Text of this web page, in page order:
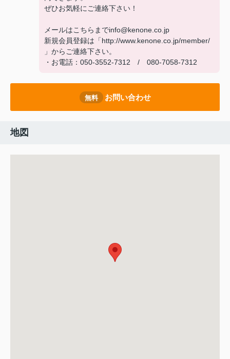
ぜひお気軽にご連絡下さい！
メールはこちらまでinfo@kenone.co.jp
新規会員登録は「http://www.kenone.co.jp/member/
」からご連絡下さい。
・お電話：050-3552-7312 / 080-7058-7312
無料 お問い合わせ
地図